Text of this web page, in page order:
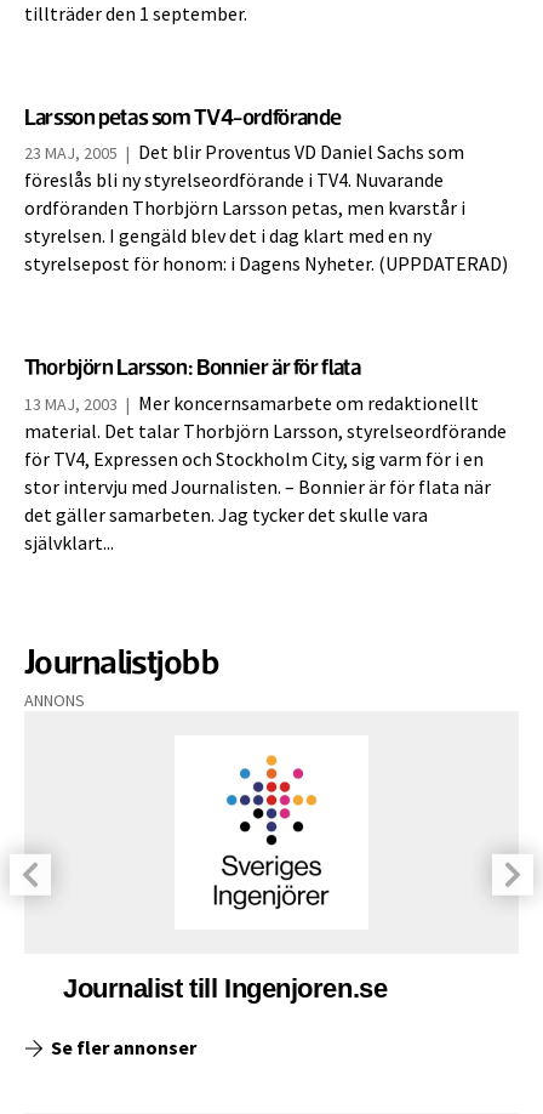
tillträder den 1 september.
Larsson petas som TV4-ordförande
23 MAJ, 2005 | Det blir Proventus VD Daniel Sachs som
föreslås bli ny styrelseordförande i TV4. Nuvarande
ordföranden Thorbjörn Larsson petas, men kvarstår i
styrelsen. I gengäld blev det i dag klart med en ny
styrelsepost för honom: i Dagens Nyheter. (UPPDATERAD)
Thorbjörn Larsson: Bonnier är för flata
13 MAJ, 2003 | Mer koncernsamarbete om redaktionellt
material. Det talar Thorbjörn Larsson, styrelseordförande
för TV4, Expressen och Stockholm City, sig varm för i en
stor intervju med Journalisten. – Bonnier är för flata när
det gäller samarbeten. Jag tycker det skulle vara
självklart...
Journalistjobb
ANNONS
Journalist till Ingenjoren.se
Se fler annonser